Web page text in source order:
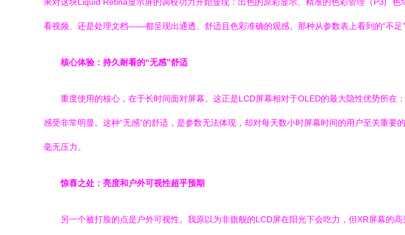
看视频、还是处理文档——都呈现出通透、舒适且色彩准确的观感。那种从参数表上看到的“不足
核心体验：持久耐看的“无感”舒适
重度使用的核心，在于长时间面对屏幕。这正是LCD屏幕相对于OLED的最大隐性优势所
感受非常明显。这种“无感”的舒适，是参数无法体现，却对每天数小时屏幕时间的用户至关重
毫无压力。
惊喜之处：亮度和户外可视性超乎预期
另一个被打脸的点是户外可视性。我原以为非旗舰的LCD屏在阳光下会吃力，但XR屏幕的